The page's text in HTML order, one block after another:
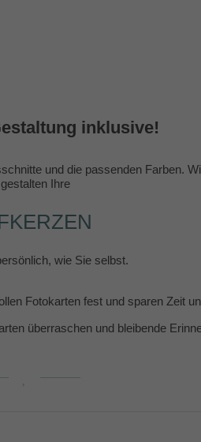
inklusive!
und die passenden Farben.
Ihre
wie Sie selbst.
Fotokarten fest und sparen Zeit
überraschen und bleibende